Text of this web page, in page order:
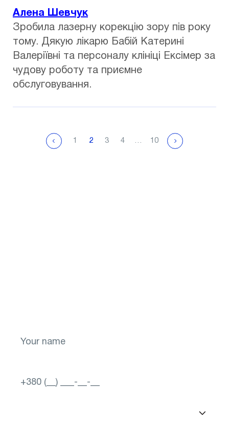
Алена Шевчук
Зробила лазерну корекцію зору пів року
тому. Дякую лікарю Бабій Катерині
Валеріївні та персоналу клініці Ексімер за
чудову роботу та приємне
обслуговування.
1 2 3 4 … 10